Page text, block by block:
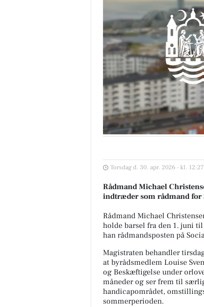
Torsdag d. 30. apr. 2026 - kl. 12:27
Rådmand Michael
indtræder som rådmand for
Rådmand Michael
holde barsel fra den 1. juni
han rådmandsposten på
Magistraten behandler
at byrådsmedlem Louise
og Beskæftigelse under
måneder og ser frem til
handicapområdet,
sommerperioden.